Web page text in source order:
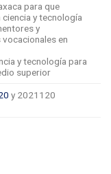
para que
y tecnología
y
en
y tecnología para
superior
y 2021120